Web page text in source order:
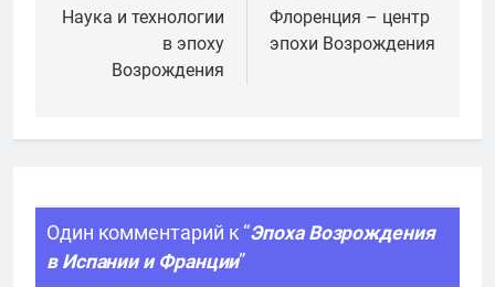
по
записям
Наука и технологии
в эпоху
Возрождения
Флоренция – центр
эпохи Возрождения
Один комментарий к “Эпоха Возрождения
в Испании и Франции”